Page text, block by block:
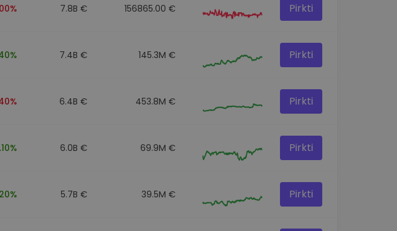
7.8B € 156865.00 € Pirkti
7.4B € 145.3M € Pirkti
6.4B € 453.8M € Pirkti
6.0B € 69.9M € Pirkti
5.7B € 39.5M € Pirkti